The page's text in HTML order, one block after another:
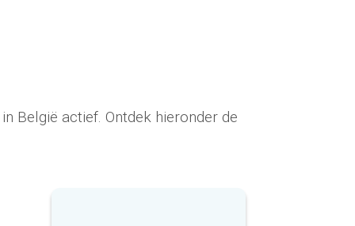
binnen 48 uur
spa, aarzel dan niet langer en bel onze
België actief. Ontdek hieronder de